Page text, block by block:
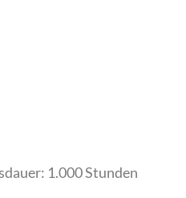
1.000 Stunden